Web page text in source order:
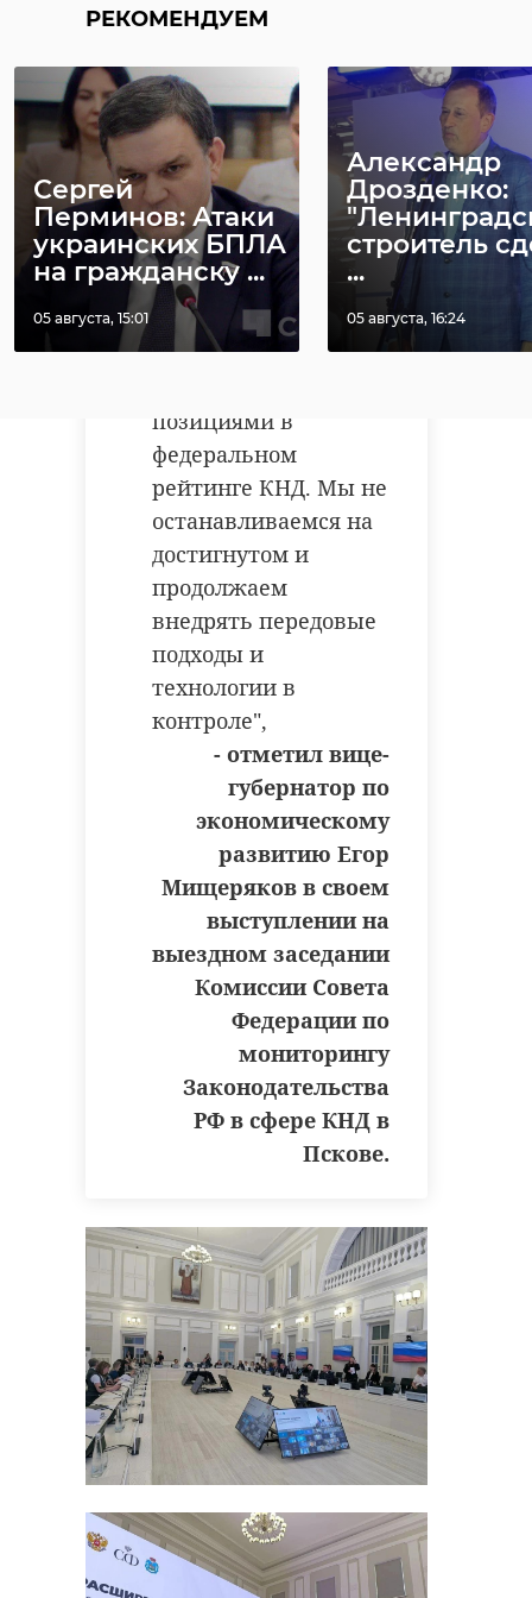
РЕКОМЕНДУЕМ
Сергей
Перминов: Атаки
украинских БПЛА
на гражданску ...
05 августа, 15:01
Александр
Дрозденко:
строитель
...
05 августа, 16:24
Александр
Дрозденко
рассказал, какой
будет Гатчина в ...
20 августа 2020, 09:21
Подрядчик
заплатит 300
тысяч
затопленные
18 февраля 2022, 08:49
пристальному
бизнеса мы
получили реальное
снижение
административного
давления на
предпринимателей.
И мы это доказываем
не словами, а живой
обратной связью от
позициями в
федеральном
рейтинге КНД. Мы не
останавливаемся на
достигнутом и
продолжаем
внедрять передовые
подходы и
технологии в
контроле",
- отметил вице-
губернатор по
экономическому
развитию Егор
Мищеряков в своем
выступлении на
выездном заседании
Комиссии Совета
Федерации по
мониторингу
Законодательства
РФ в сфере КНД в
Пскове.